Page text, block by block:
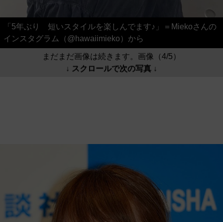
「5年ぶり 短いスタイルを楽しんでます♪」＝Miekoさんの
インスタグラム（@hawaiimieko）から
まだまだ画像は続きます。画像（4/5）
↓ スクロールで次の写真 ↓